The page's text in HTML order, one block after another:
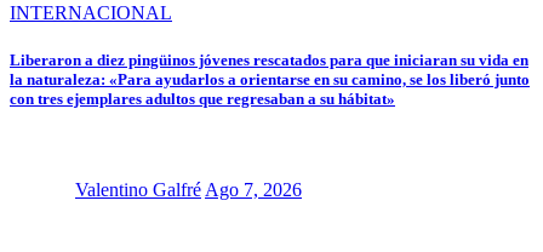
INTERNACIONAL
Liberaron a diez pingüinos jóvenes rescatados para que iniciaran su vida en
la naturaleza: «Para ayudarlos a orientarse en su camino, se los liberó junto
con tres ejemplares adultos que regresaban a su hábitat»
Valentino Galfré Ago 7, 2026